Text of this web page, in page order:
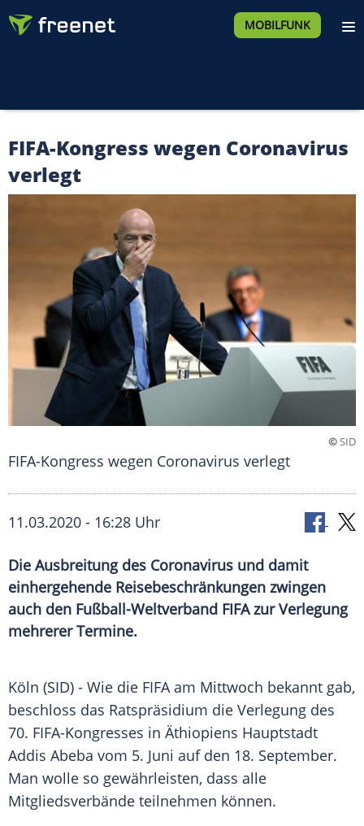
MOBILFUNK
FIFA-Kongress wegen Coronavirus
verlegt
©SID
FIFA-Kongress wegen Coronavirus verlegt
11.03.2020 - 16:28 Uhr
Die Ausbreitung des Coronavirus und damit
einhergehende Reisebeschränkungen zwingen
auch den Fußball-Weltverband FIFA zur Verlegung
mehrerer Termine.
Köln (SID) - Wie die FIFAam Mittwoch bekannt gab,
beschloss das Ratspräsidium die Verlegung des
70. FIFA-Kongresses in Äthiopiens Hauptstadt
Addis Abeba vom 5. Juni auf den 18. September.
Man wolle so gewährleisten, dass alle
Mitgliedsverbände teilnehmen können.